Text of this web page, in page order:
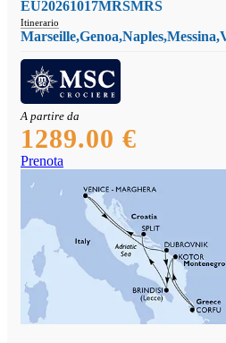
EU20261017MRSMRS
Itinerario
A partire da
1289.00 €
Prenota